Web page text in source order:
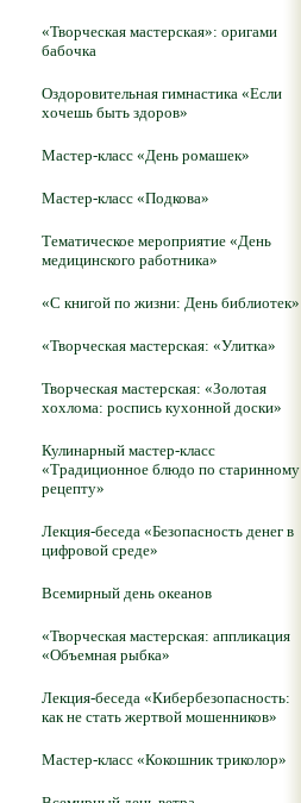
«Творческая мастерская»: оригами
бабочка
Оздоровительная гимнастика «Если
хочешь быть здоров»
Мастер-класс «День ромашек»
Мастер-класс «Подкова»
Тематическое мероприятие «День
медицинского работника»
«С книгой по жизни: День библиотек»
«Творческая мастерская: «Улитка»
Творческая мастерская: «Золотая
хохлома: роспись кухонной доски»
Кулинарный мастер-класс
«Традиционное блюдо по старинному
рецепту»
Лекция-беседа «Безопасность денег в
цифровой среде»
Всемирный день океанов
«Творческая мастерская: аппликация
«Объемная рыбка»
Лекция-беседа «Кибербезопасность:
как не стать жертвой мошенников»
Мастер-класс «Кокошник триколор»